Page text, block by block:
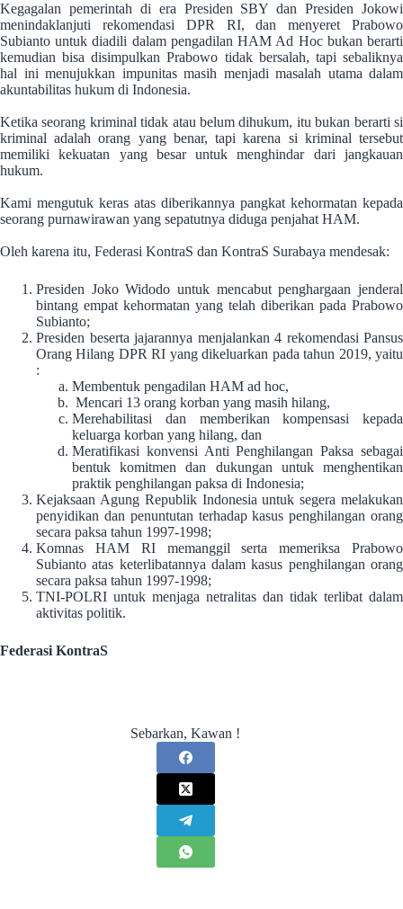
Kegagalan pemerintah di era Presiden SBY dan Presiden Jokowi
menindaklanjuti rekomendasi DPR RI, dan menyeret Prabowo
Subianto untuk diadili dalam pengadilan HAM Ad Hoc bukan berarti
kemudian bisa disimpulkan Prabowo tidak bersalah, tapi sebaliknya
hal ini menujukkan impunitas masih menjadi masalah utama dalam
akuntabilitas hukum di Indonesia.
Ketika seorang kriminal tidak atau belum dihukum, itu bukan berarti si
kriminal adalah orang yang benar, tapi karena si kriminal tersebut
memiliki kekuatan yang besar untuk menghindar dari jangkauan
hukum.
Kami mengutuk keras atas diberikannya pangkat kehormatan kepada
seorang purnawirawan yang sepatutnya diduga penjahat HAM.
Oleh karena itu, Federasi KontraS dan KontraS Surabaya mendesak:
Presiden Joko Widodo untuk mencabut penghargaan jenderal
bintang empat kehormatan yang telah diberikan pada Prabowo
Subianto;
Presiden beserta jajarannya menjalankan 4 rekomendasi Pansus
Orang Hilang DPR RI yang dikeluarkan pada tahun 2019, yaitu
:
Membentuk pengadilan HAM ad hoc,
Mencari 13 orang korban yang masih hilang,
Merehabilitasi dan memberikan kompensasi kepada
keluarga korban yang hilang, dan
Meratifikasi konvensi Anti Penghilangan Paksa sebagai
bentuk komitmen dan dukungan untuk menghentikan
praktik penghilangan paksa di Indonesia;
Kejaksaan Agung Republik Indonesia untuk segera melakukan
penyidikan dan penuntutan terhadap kasus penghilangan orang
secara paksa tahun 1997-1998;
Komnas HAM RI memanggil serta memeriksa Prabowo
Subianto atas keterlibatannya dalam kasus penghilangan orang
secara paksa tahun 1997-1998;
TNI-POLRI untuk menjaga netralitas dan tidak terlibat dalam
aktivitas politik.
Federasi KontraS
Sebarkan, Kawan !